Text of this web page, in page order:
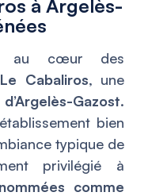
à Argelès-
au cœur des
Le Cabaliros, une
Gazost.
bien
typique de
privilégié à
comme